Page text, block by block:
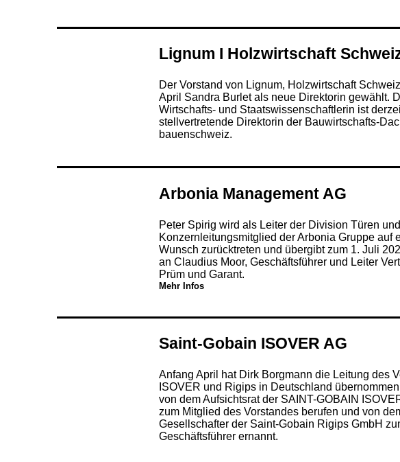
Lignum I Holzwirtschaft
Der Vorstand von Lignum, Holzwirtschaft
April Sandra Burlet als neue Direktorin gewählt.
Wirtschafts- und Staatswissenschaftlerin ist
stellvertretende Direktorin der Bauwirtschafts-
bauenschweiz.
Arbonia Management AG
Peter Spirig wird als Leiter der Division Türen und
Konzernleitungsmitglied der Arbonia Gruppe auf
Wunsch zurücktreten und übergibt zum 1. Juli
an Claudius Moor, Geschäftsführer und Leiter
Prüm und Garant.
Mehr Infos
Saint-Gobain ISOVER AG
Anfang April hat Dirk Borgmann die Leitung des
ISOVER und Rigips in Deutschland
von dem Aufsichtsrat der SAINT-GOBAIN
zum Mitglied des Vorstandes berufen und von
Gesellschafter der Saint-Gobain Rigips GmbH
Geschäftsführer ernannt.